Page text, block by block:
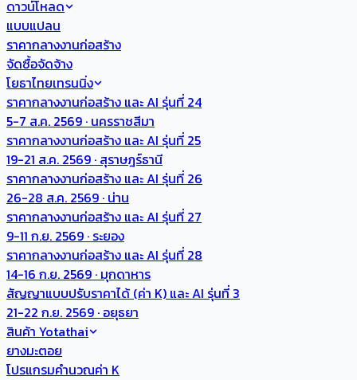
ดาวน์โหลด
แบบแปลน
ราคากลางงานก่อสร้าง
จัดซื้อจัดจ้าง
โยธาไทยเทรนนิ่ง
ราคากลางงานก่อสร้าง และ AI รุ่นที่ 24
5-7 ส.ค. 2569 · นครราชสีมา
ราคากลางงานก่อสร้าง และ AI รุ่นที่ 25
19-21 ส.ค. 2569 · สุราษฎร์ธานี
ราคากลางงานก่อสร้าง และ AI รุ่นที่ 26
26-28 ส.ค. 2569 · น่าน
ราคากลางงานก่อสร้าง และ AI รุ่นที่ 27
9-11 ก.ย. 2569 · ระยอง
ราคากลางงานก่อสร้าง และ AI รุ่นที่ 28
14-16 ก.ย. 2569 · มุกดาหาร
สัญญาแบบปรับราคาได้ (ค่า K) และ AI รุ่นที่ 3
21-22 ก.ย. 2569 · อยุธยา
สินค้า Yotathai
ยางมะตอย
โปรแกรมคำนวณค่า K